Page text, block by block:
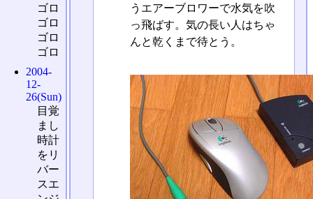
うエアーブロワーで水気を吹
っ飛ばす。気の長い人はちゃ
んと乾くまで待とう。
ゴロ
ゴロ
ゴロ
ゴロ
2004-
12-
26(Sun)
目覚
まし
時計
をリ
バー
スエ